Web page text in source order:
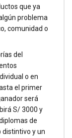
que ya
problema
comunidad o
del
o en
el primer
será
S/ 3000 y
de
distintivo y un